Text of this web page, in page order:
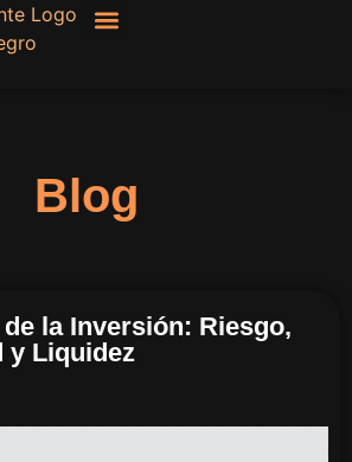
Blog
la Inversión: Riesgo,
y Liquidez